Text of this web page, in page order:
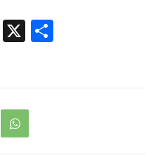
C
Li
n
X